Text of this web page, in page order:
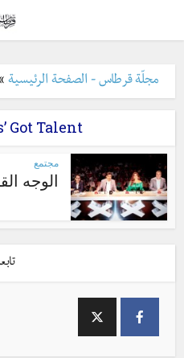
مجلّة قرطاس - الصفحة الرئيسية
Got Talent
مجتمع
الوجه